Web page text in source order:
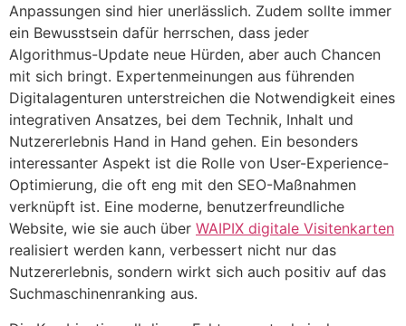
Anpassungen sind hier unerlässlich. Zudem sollte immer
ein Bewusstsein dafür herrschen, dass jeder
Algorithmus-Update neue Hürden, aber auch Chancen
mit sich bringt. Expertenmeinungen aus führenden
Digitalagenturen unterstreichen die Notwendigkeit eines
integrativen Ansatzes, bei dem Technik, Inhalt und
Nutzererlebnis Hand in Hand gehen. Ein besonders
interessanter Aspekt ist die Rolle von User-Experience-
Optimierung, die oft eng mit den SEO-Maßnahmen
verknüpft ist. Eine moderne, benutzerfreundliche
Website, wie sie auch über WAIPIX digitale Visitenkarten
realisiert werden kann, verbessert nicht nur das
Nutzererlebnis, sondern wirkt sich auch positiv auf das
Suchmaschinenranking aus.